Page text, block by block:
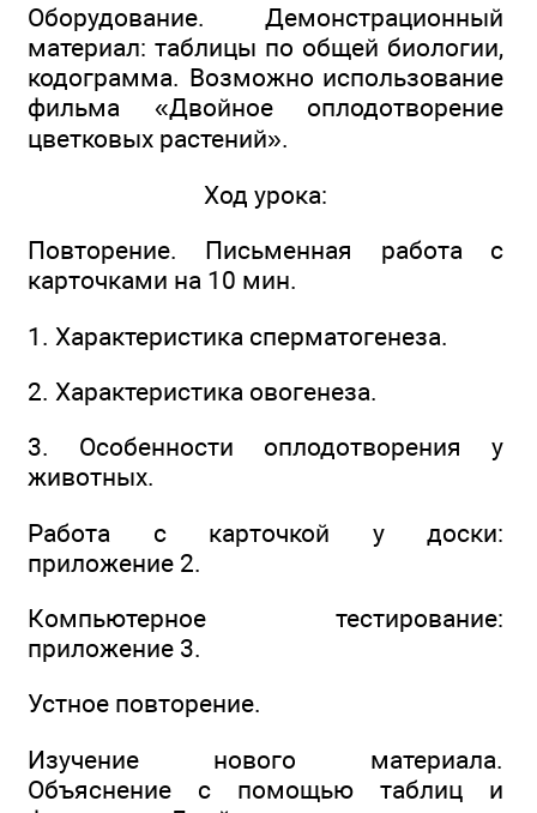
Оборудование. Демонстрационный
материал: таблицы по общей биологии,
кодограмма. Возможно использование
фильма «Двойное оплодотворение
цветковых растений».
Ход урока:
Повторение. Письменная работа с
карточками на 10 мин.
1. Характеристика сперматогенеза.
2. Характеристика овогенеза.
3. Особенности оплодотворения у
животных.
Работа с карточкой у доски:
приложение 2.
Компьютерное тестирование:
приложение 3.
Устное повторение.
Изучение нового материала.
Объяснение с помощью таблиц и